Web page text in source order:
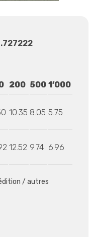
200 500 1’000
10.35 8.05 5.75
12.52 9.74 6.96
/ autres